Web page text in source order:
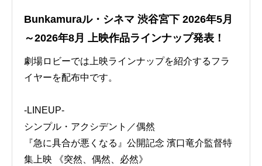
Bunkamuraル・シネマ 渋谷宮下 2026年5月
～2026年8月 上映作品ラインナップ発表！
劇場ロビーでは上映ラインナップを紹介するフラ
イヤーを配布中です。
-LINEUP-
シンプル・アクシデント／偶然
『急に具合が悪くなる』公開記念 濱口竜介監督特
集上映 《突然、偶然、必然》